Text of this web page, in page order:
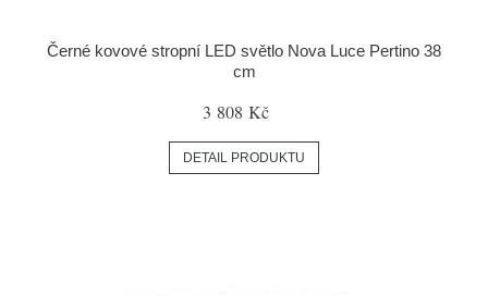
Černé kovové stropní LED světlo Nova Luce Pertino 38
cm
3 808 Kč
DETAIL PRODUKTU